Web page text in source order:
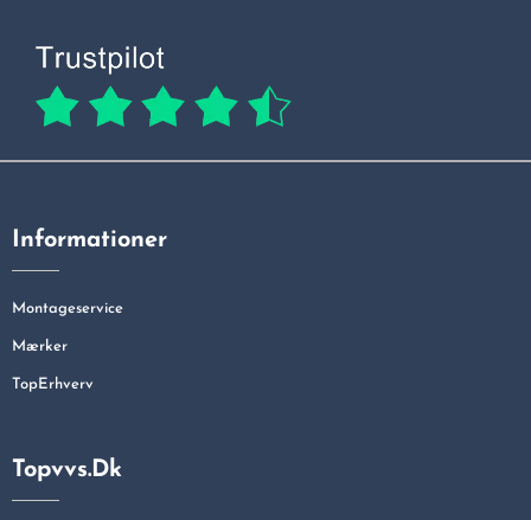
Informationer
Montageservice
Mærker
TopErhverv
Topvvs.dk